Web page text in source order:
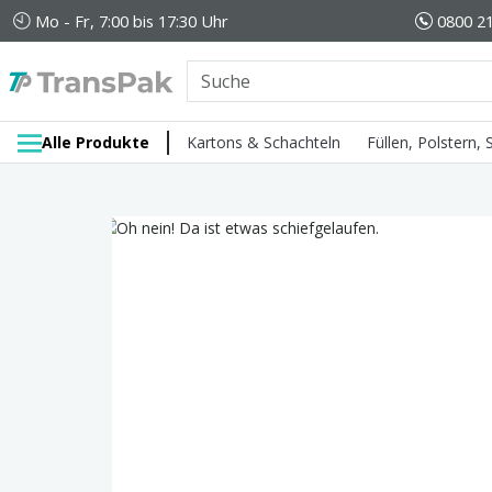
Mo - Fr, 7:00 bis 17:30 Uhr 0800
Alle Produkte Kartons & Schachteln Füllen, Polstern,